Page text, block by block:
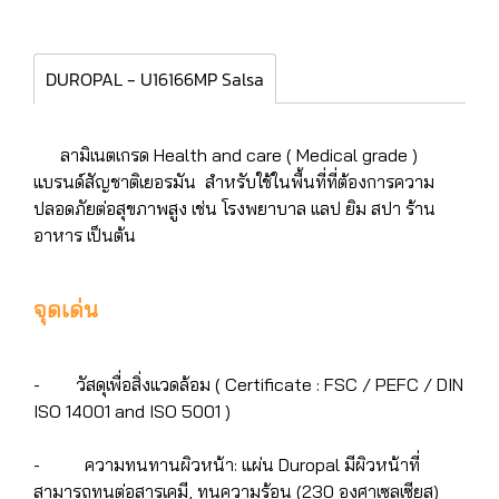
DUROPAL - U16166MP Salsa
ลามิเนตเกรด Health and care ( Medical grade )
แบรนด์สัญชาติเยอรมัน สำหรับใช้ในพื้นที่ที่ต้องการความ
ปลอดภัยต่อสุขภาพสูง เช่น โรงพยาบาล เเลป ยิม สปา ร้าน
อาหาร เป็นต้น
จุดเด่น
- วัสดุเพื่อสิ่งแวดล้อม ( Certificate : FSC / PEFC / DIN
ISO 14001 and ISO 5001 )
- ความทนทานผิวหน้า: แผ่น Duropal มีผิวหน้าที่
สามารถทนต่อสารเคมี, ทนความร้อน (230 องศาเซลเซียส)